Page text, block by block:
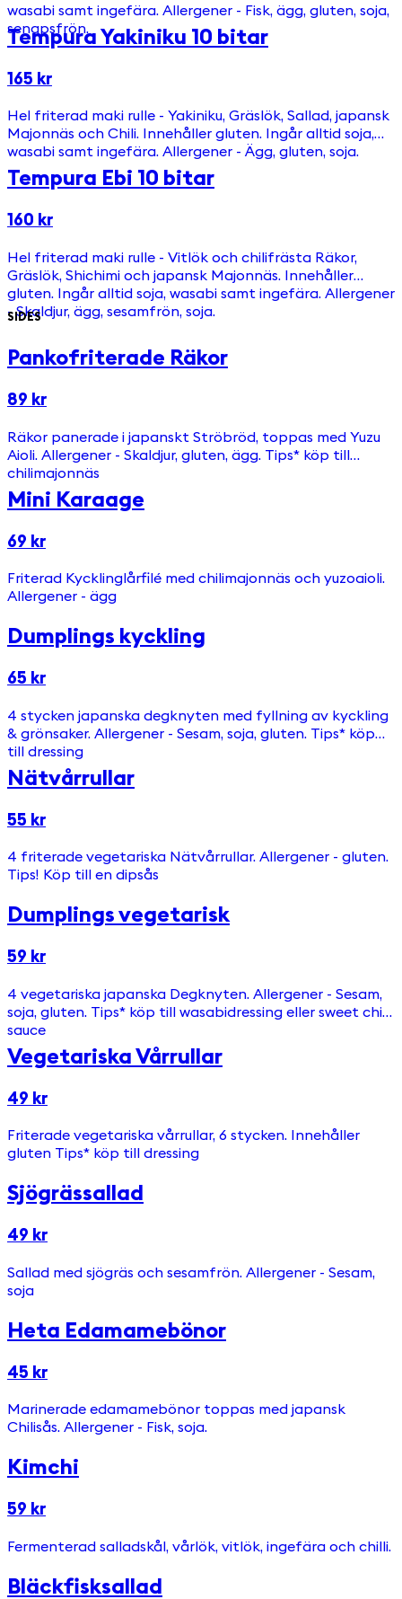
wasabi samt ingefära. Allergener - Fisk, ägg, gluten, soja,
senapsfrön.
Tempura Yakiniku 10 bitar
165 kr
Hel friterad maki rulle - Yakiniku, Gräslök, Sallad, japansk
Majonnäs och Chili. Innehåller gluten. Ingår alltid soja,
wasabi samt ingefära. Allergener - Ägg, gluten, soja.
Tempura Ebi 10 bitar
160 kr
Hel friterad maki rulle - Vitlök och chilifrästa Räkor,
Gräslök, Shichimi och japansk Majonnäs. Innehåller
gluten. Ingår alltid soja, wasabi samt ingefära. Allergener
- Skaldjur, ägg, sesamfrön, soja.
SIDES
Pankofriterade Räkor
89 kr
Räkor panerade i japanskt Ströbröd, toppas med Yuzu
Aioli. Allergener - Skaldjur, gluten, ägg. Tips* köp till
chilimajonnäs
Mini Karaage
69 kr
Friterad Kycklinglårfilé med chilimajonnäs och yuzoaioli.
Allergener - ägg
Dumplings kyckling
65 kr
4 stycken japanska degknyten med fyllning av kyckling
& grönsaker. Allergener - Sesam, soja, gluten. Tips* köp
till dressing
Nätvårrullar
55 kr
4 friterade vegetariska Nätvårrullar. Allergener - gluten.
Tips! Köp till en dipsås
Dumplings vegetarisk
59 kr
4 vegetariska japanska Degknyten. Allergener - Sesam,
soja, gluten. Tips* köp till wasabidressing eller sweet chili
sauce
Vegetariska Vårrullar
49 kr
Friterade vegetariska vårrullar, 6 stycken. Innehåller
gluten Tips* köp till dressing
Sjögrässallad
49 kr
Sallad med sjögräs och sesamfrön. Allergener - Sesam,
soja
Heta Edamamebönor
45 kr
Marinerade edamamebönor toppas med japansk
Chilisås. Allergener - Fisk, soja.
Kimchi
59 kr
Fermenterad salladskål, vårlök, vitlök, ingefära och chilli.
Bläckfisksallad